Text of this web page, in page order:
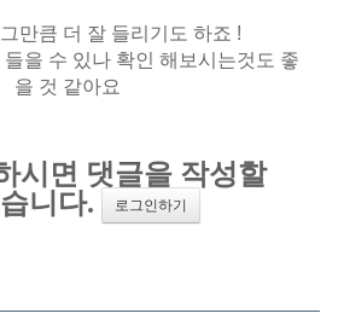
만큼 더 잘 들리기도 하죠 !
을 수 있나 확인 해보시는것도 좋
을 것 같아요